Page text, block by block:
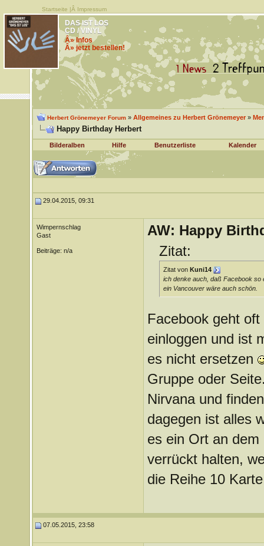
Startseite |Â Impressum
DAS IST LOS
CD / VINYL
Â» Infos
Â» jetzt bestellen!
Herbert Grönemeyer Forum» Allgemeines zu Herbert Grönemeyer»
Happy Birthday Herbert
Bilderalben Hilfe Benutzerliste Kalender
29.04.2015, 09:31
Wimpernschlag
Gast
Beiträge: n/a
AW: Happy
Zitat:
Zitat von Kuni14
ich denke auch, daß Facebook so
ein Vancouver wäre auch schön.
Facebook geht
einloggen und ist
es nicht ersetzen
Gruppe oder
Nirvana und
dagegen ist alles
es ein Ort an
verrückt halten,
die Reihe 10
07.05.2015, 23:58